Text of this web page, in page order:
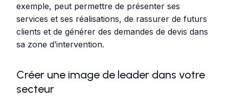
exemple, peut permettre de présenter ses
services et ses réalisations, de rassurer de futurs
clients et de générer des demandes de devis dans
sa zone d’intervention.
Créer une image de leader dans votre
secteur